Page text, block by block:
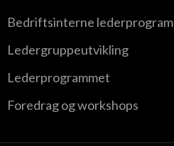
Bedriftsinterne lederprogram
Leder­gruppe­utvikling
Leder­programmet
Foredrag og workshops